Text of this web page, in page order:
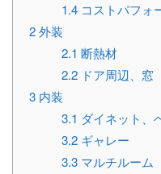
1.4 コストパフォ
2外装
2.1 断熱材
2.2 ドア周辺、窓
3 内装
3.1 ダイネット、
3.2 ギャレー
3.3 マルチルーム